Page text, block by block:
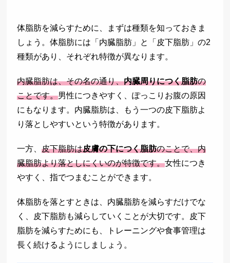
体脂肪を減らすために、まずは種類を知っておきま
しょう。体脂肪には「内臓脂肪」と「皮下脂肪」の2
種類があり、それぞれ特徴が異なります。
内臓脂肪は、その名の通り、内臓周りにつく脂肪の
ことです。男性につきやすく、ぽっこりお腹の原因
にもなります。内臓脂肪は、もう一つの皮下脂肪よ
り落としやすいという特徴があります。
一方、皮下脂肪は皮膚の下につく脂肪のことで、内
臓脂肪より落としにくいのが特徴です。女性につき
やすく、指でつまむことができます。
体脂肪を落とすときは、内臓脂肪を減らすだけでな
く、皮下脂肪も減らしていくことが大切です。皮下
脂肪を減らすためにも、トレーニングや食事管理は
長く続けるようにしましょう。